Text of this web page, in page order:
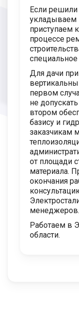
Если решили
укладываем
приступаем
процессе
Для дачи
первом
не
втором
базису и
заказчикам
от площади
материала.
окончания
менеджеров.
Работаем в
области.